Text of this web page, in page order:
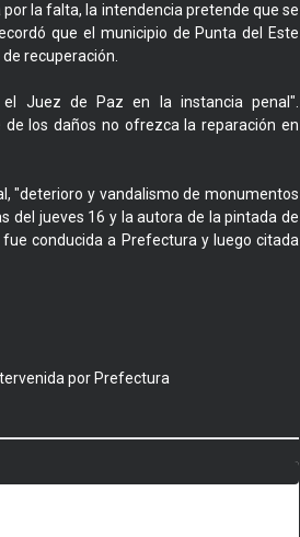
la falta, la intendencia pretende que se
que el municipio de Punta del Este
recuperación.
Juez de Paz en la instancia penal".
los daños no ofrezca la reparación en
"deterioro y vandalismo de monumentos
del jueves 16 y la autora de la pintada de
conducida a Prefectura y luego citada
por Prefectura